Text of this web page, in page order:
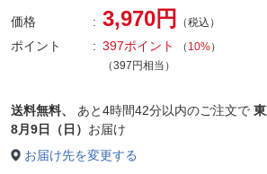
価格 3,970円 （税込）
ポイント 397ポイント （ 10%）
（397円相当）
送料無料、 あと4時間42分以内のご注文で
8月9日（日） お届け
お届け先を変更する